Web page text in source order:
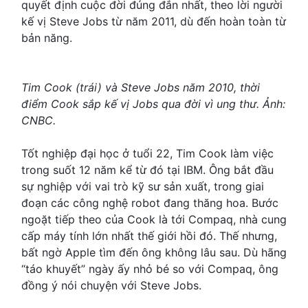
quyết định cuộc đời đúng đắn nhất, theo lời người
kế vị Steve Jobs từ năm 2011, dù đến hoàn toàn từ
bản năng.
Tim Cook (trái) và Steve Jobs năm 2010, thời
điểm Cook sắp kế vị Jobs qua đời vì ung thư. Ảnh:
CNBC.
Tốt nghiệp đại học ở tuổi 22, Tim Cook làm việc
trong suốt 12 năm kể từ đó tại IBM. Ông bắt đầu
sự nghiệp với vai trò kỹ sư sản xuất, trong giai
đoạn các công nghệ robot đang thăng hoa. Bước
ngoặt tiếp theo của Cook là tới Compaq, nhà cung
cấp máy tính lớn nhất thế giới hồi đó. Thế nhưng,
bất ngờ Apple tìm đến ông không lâu sau. Dù hãng
“táo khuyết” ngày ấy nhỏ bé so với Compaq, ông
đồng ý nói chuyện với Steve Jobs.